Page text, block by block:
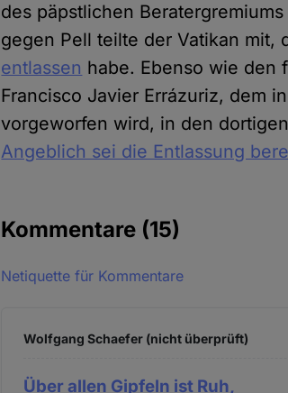
des päpstlichen
gegen Pell teilte der Vatikan mit,
entlassen habe. Ebenso wie den
Francisco Javier Errázuriz, dem
vorgeworfen wird, in den
Angeblich sei die Entlassung
Kommentare (15)
Netiquette für Kommentare
Wolfgang Schaefer (nicht überprüft)
Über allen Gipfeln ist Ruh,